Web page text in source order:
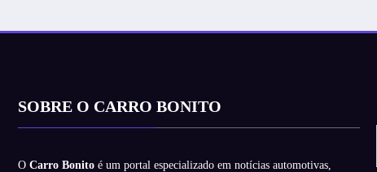
SOBRE O CARRO BONITO
O Carro Bonito é um portal especializado em notícias automotivas,